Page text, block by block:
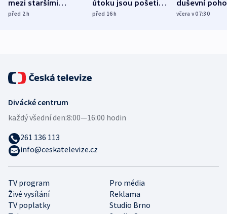
mezi staršími
Poláky nebezpečné
před 2h
útoku jsou pošetilé,
míní estonský
před 16h
duševní
ukázala
včera v 07:30
TV program
Pro média
Živé vysílání
Reklama
TV poplatky
Studio Brno
Divácké centrum
každý všední den:8:00—16:00 hodin
261 136 113
info@ceskatelevize.cz